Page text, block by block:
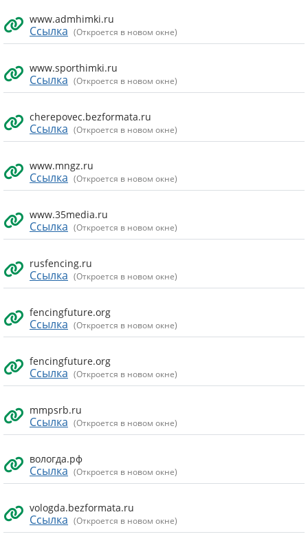
www.admhimki.ru
Ссылка (Откроется в новом окне)
www.sporthimki.ru
Ссылка (Откроется в новом окне)
cherepovec.bezformata.ru
Ссылка (Откроется в новом окне)
www.mngz.ru
Ссылка (Откроется в новом окне)
www.35media.ru
Ссылка (Откроется в новом окне)
rusfencing.ru
Ссылка (Откроется в новом окне)
fencingfuture.org
Ссылка (Откроется в новом окне)
fencingfuture.org
Ссылка (Откроется в новом окне)
mmpsrb.ru
Ссылка (Откроется в новом окне)
вологда.рф
Ссылка (Откроется в новом окне)
vologda.bezformata.ru
Ссылка (Откроется в новом окне)